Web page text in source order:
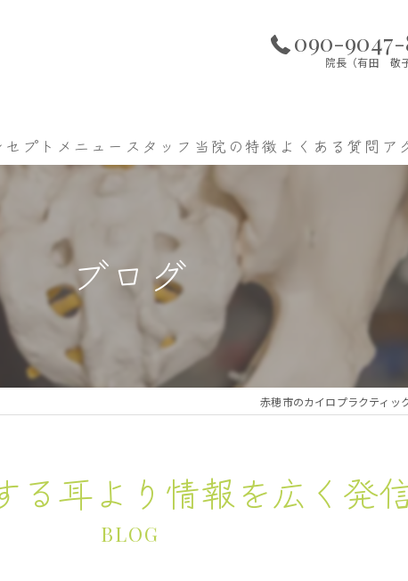
090-9047-
院長（有田 敬子
セプト メニュー スタッフ 当院の特徴
腰痛
手足のしびれ
美容カイロ
酸素ルーム
ダイエット
よくある質問 ア
ブログ
赤穂市のカイロプラクティッ
る耳より情報を広く発
BLOG